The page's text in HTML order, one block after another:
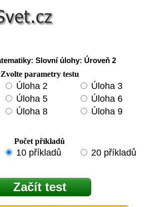
Slovní úlohy: Úroveň 2
Zvolte parametry testu
Úloha 2
Úloha 3
Úloha 5
Úloha 6
Úloha 8 Úloha 9
Počet příkladů
10 příkladů 20 příkladů
Začít test